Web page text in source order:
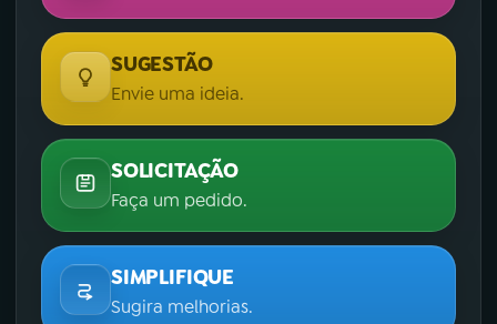
SUGESTÃO
Envie uma ideia.
SOLICITAÇÃO
Faça um pedido.
SIMPLIFIQUE
Sugira melhorias.